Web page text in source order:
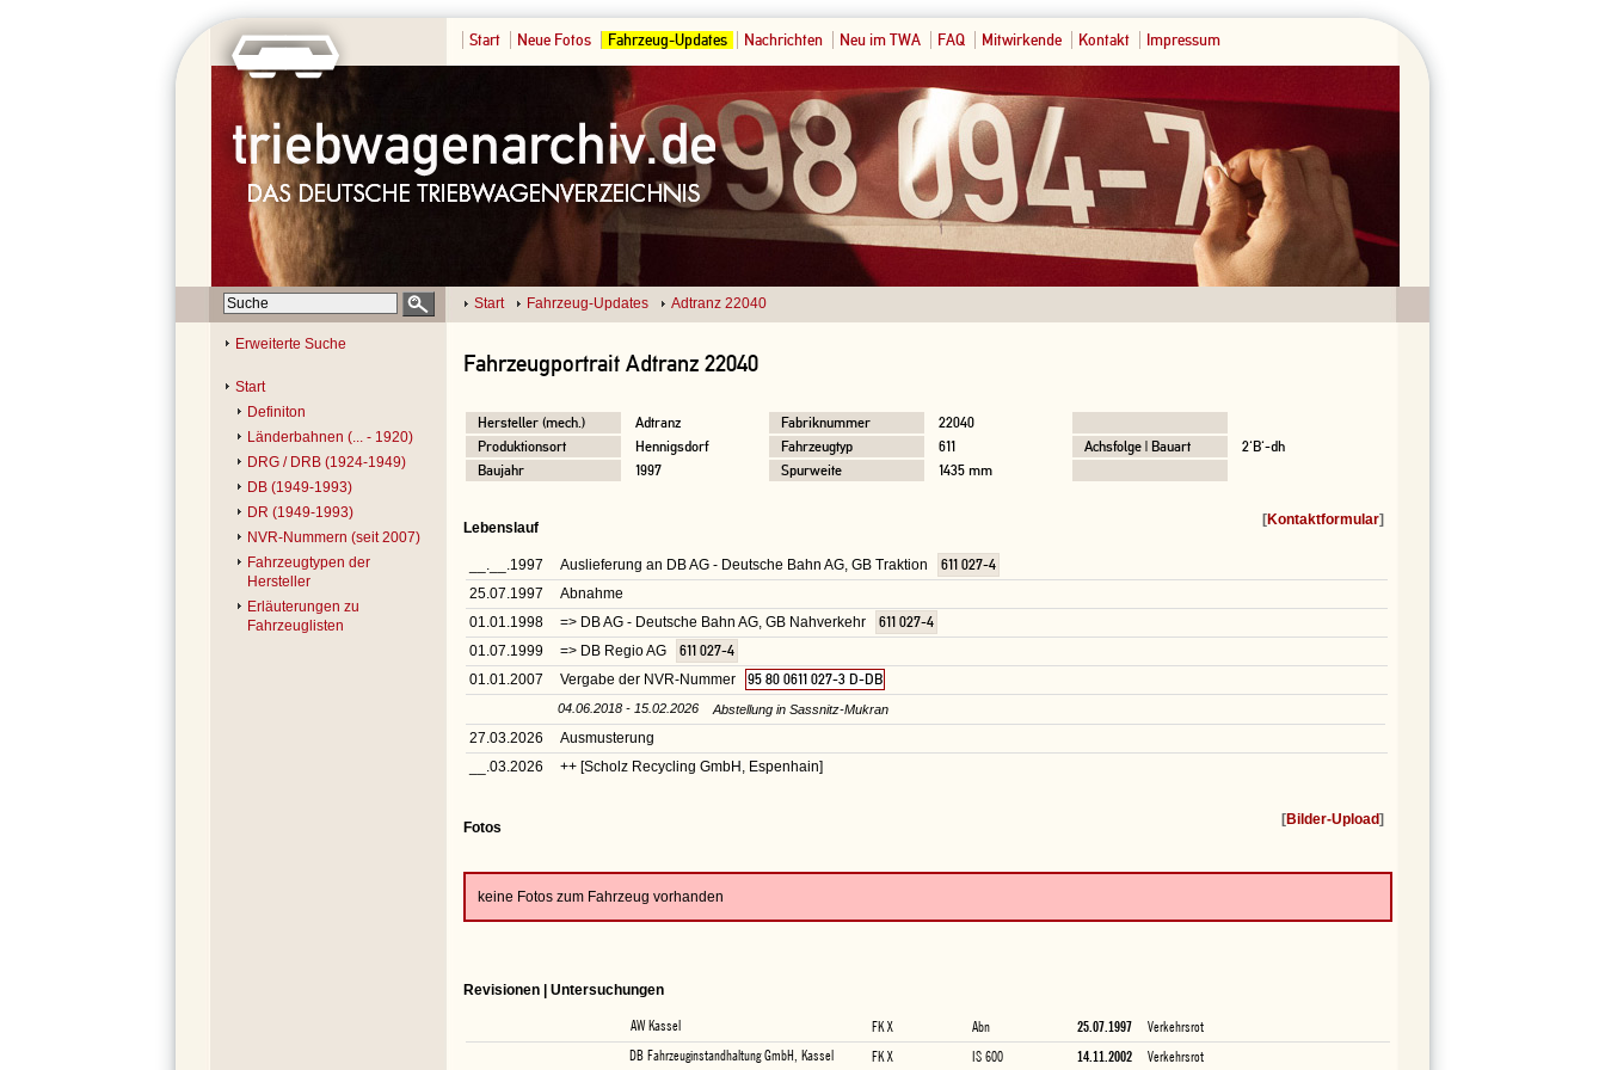
Start Neue Fotos Fahrzeug-Updates Nachrichten Neu im TWA FAQ Mitwirkende Kontakt Impressum
Start Fahrzeug-Updates Adtranz 22040
Erweiterte Suche
Start
Definiton
Länderbahnen (... - 1920)
DRG / DRB (1924-1949)
DB (1949-1993)
DR (1949-1993)
NVR-Nummern (seit 2007)
Fahrzeugtypen der
Hersteller
Erläuterungen zu
Fahrzeuglisten
Fahrzeugportrait Adtranz 22040
Hersteller (mech.) Adtranz Fabriknummer
22040
Produktionsort
Hennigsdorf Fahrzeugtyp 611 Achsfolge | Bauart
2'B'-dh
Baujahr
1997 Spurweite 1435 mm
Lebenslauf [Kontaktformular]
__.__.1997 Auslieferung an DB AG - Deutsche Bahn AG, GB Traktion
611 027-4
25.07.1997
Abnahme
01.01.1998
=> DB AG - Deutsche Bahn AG, GB Nahverkehr
611 027-4
01.07.1999
=> DB Regio AG
611 027-4
01.01.2007
Vergabe der NVR-Nummer 95 80 0611 027-3 D-DB
04.06.2018 - 15.02.2026 Abstellung in Sassnitz-Mukran
27.03.2026
Ausmusterung
__.03.2026
++ [Scholz Recycling GmbH, Espenhain]
Fotos [Bilder-Upload]
keine Fotos zum Fahrzeug vorhanden
Revisionen | Untersuchungen
AW Kassel FK X Abn 25.07.1997
Verkehrsrot
DB Fahrzeuginstandhaltung GmbH, Kassel
FK X IS 600 14.11.2002 Verkehrsrot